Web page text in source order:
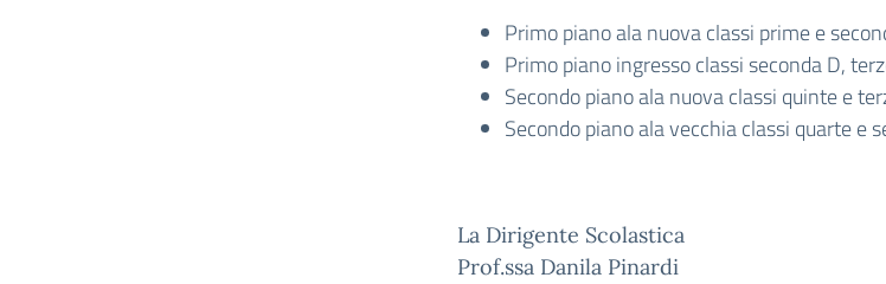
Primo piano ala nuova classi prime e
Primo piano ingresso classi seconda D,
Secondo piano ala nuova classi quinte e
Secondo piano ala vecchia classi quarte e
La Dirigente Scolastica
Prof.ssa Danila Pinardi